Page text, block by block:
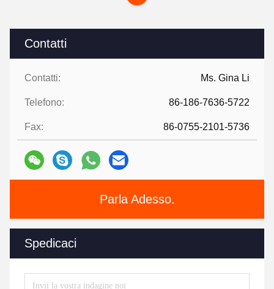
Contatti
Contatti: Ms. Gina Li
Telefono: 86-186-7636-5722
Fax: 86-0755-2101-5736
Parla Adesso.
Spedicaci